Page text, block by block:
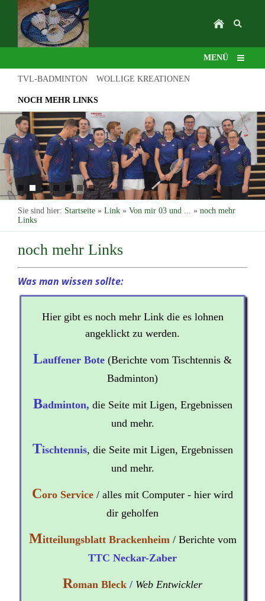
MENÜ
TVL-BADMINTON WOLLIGE KREATIONEN
NOCH MEHR LINKS
Sie sind hier: Startseite » Link » Von mir 03 und ... » noch mehr
Links
noch mehr Links
Was man wissen sollte:
Hier gibt es noch mehr Link die es lohnen
angeklickt zu werden.
Lauffener Bote (Berichte vom Tischtennis &
Badminton)
Badminton, die Seite mit Ligen, Ergebnissen
und mehr.
Tischtennis, die Seite mit Ligen, Ergebnissen
und mehr.
Coro Service / alles mit Computer - hier wird
dir geholfen
Mitteilungsblatt Brackenheim / Berichte vom
TTC Neckar-Zaber
Roman Bleck / Web Entwickler